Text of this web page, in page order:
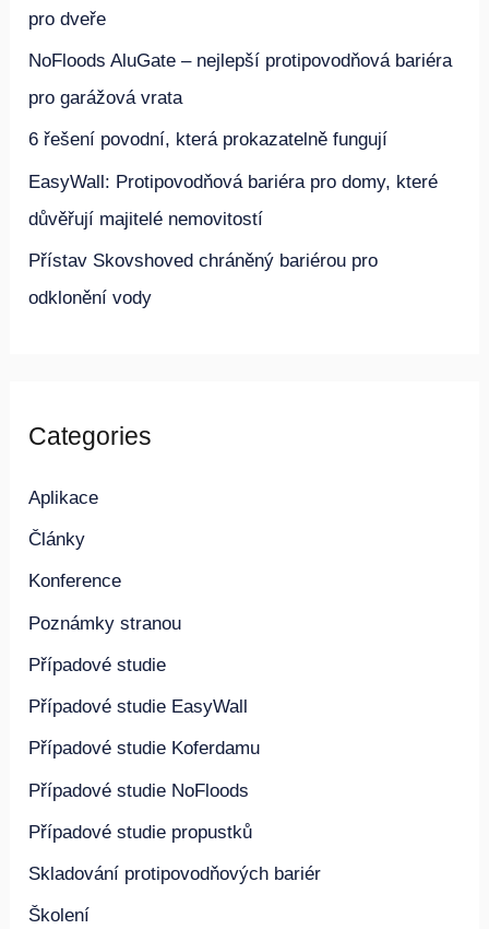
:
pro dveře
NoFloods AluGate – nejlepší protipovodňová bariéra
pro garážová vrata
6 řešení povodní, která prokazatelně fungují
EasyWall: Protipovodňová bariéra pro domy, které
důvěřují majitelé nemovitostí
Přístav Skovshoved chráněný bariérou pro
odklonění vody
Categories
Aplikace
Články
Konference
Poznámky stranou
Případové studie
Případové studie EasyWall
Případové studie Koferdamu
Případové studie NoFloods
Případové studie propustků
Skladování protipovodňových bariér
Školení